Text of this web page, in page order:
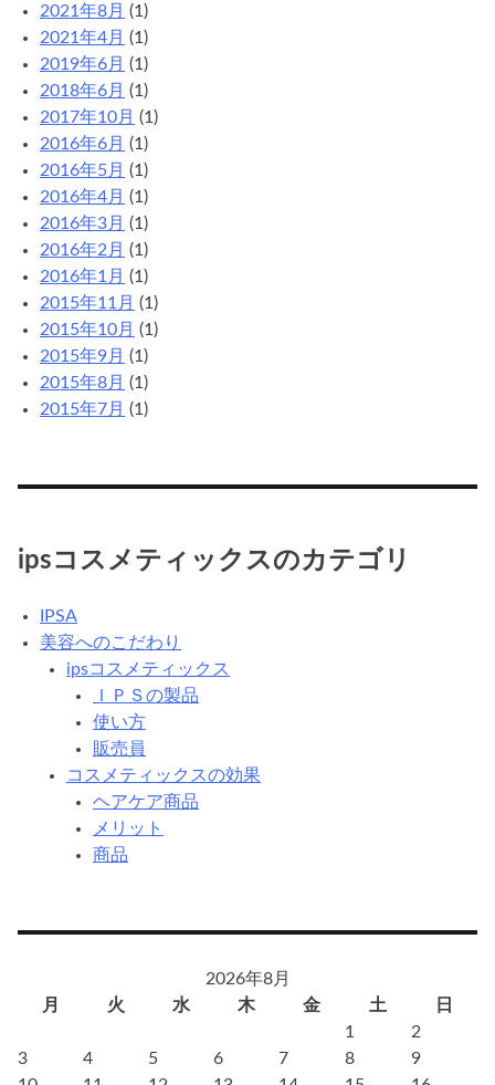
2021年8月 (1)
2021年4月 (1)
2019年6月 (1)
2018年6月 (1)
2017年10月 (1)
2016年6月 (1)
2016年5月 (1)
2016年4月 (1)
2016年3月 (1)
2016年2月 (1)
2016年1月 (1)
2015年11月 (1)
2015年10月 (1)
2015年9月 (1)
2015年8月 (1)
2015年7月 (1)
ipsコスメティックスのカテゴリ
IPSA
美容へのこだわり
ipsコスメティックス
ＩＰＳの製品
使い方
販売員
コスメティックスの効果
ヘアケア商品
メリット
商品
2026年8月
月
火 水 木 金 土
日
1
2
3
4 5 6 7 8
9